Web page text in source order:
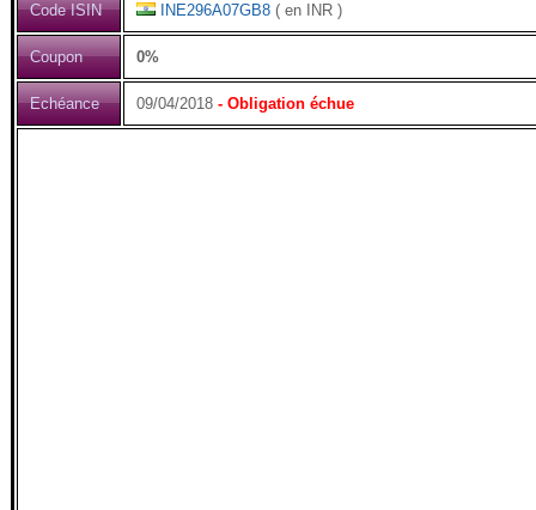
Code ISIN INE296A07GB8 ( en INR )
Coupon 0%
Echéance 09/04/2018 - Obligation échue